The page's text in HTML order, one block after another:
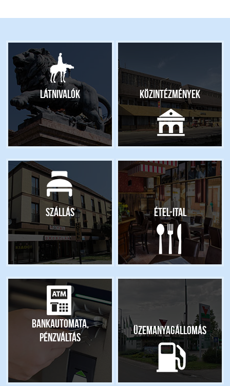
Látnivalók Közintézmények
Szállás Étel-ital
Bankautomata,
pénzváltás
Üzemanyagállomás